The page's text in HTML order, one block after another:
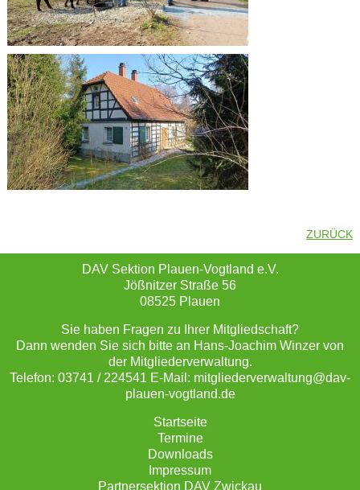
ZURÜCK
DAV Sektion Plauen-Vogtland e.V.
Jößnitzer Straße 56
08525 Plauen
Sie haben Fragen zu Ihrer Mitgliedschaft?
Dann wenden Sie sich bitte an Hans-Joachim Winzer von
der Mitgliederverwaltung.
Telefon: 03741 / 224541 E-Mail: mitgliederverwaltung@dav-
plauen-vogtland.de
Startseite
Termine
Downloads
Impressum
Partnersektion DAV Zwickau